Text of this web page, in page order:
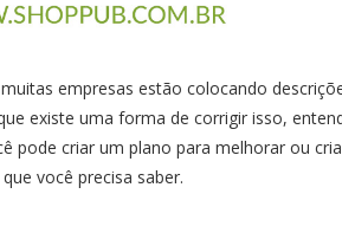
empresas estão colocando
existe uma forma de corrigir isso,
pode criar um plano para melhorar ou
você precisa saber.